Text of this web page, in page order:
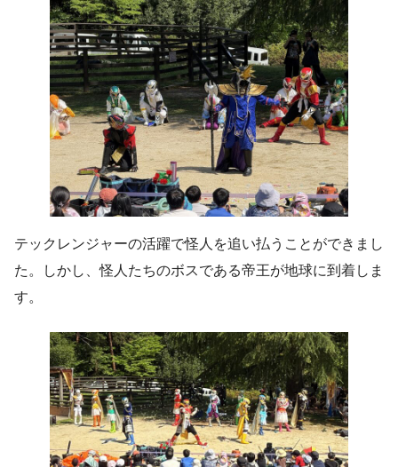
テックレンジャーの活躍で怪人を追い払うことができまし
た。しかし、怪人たちのボスである帝王が地球に到着しま
す。